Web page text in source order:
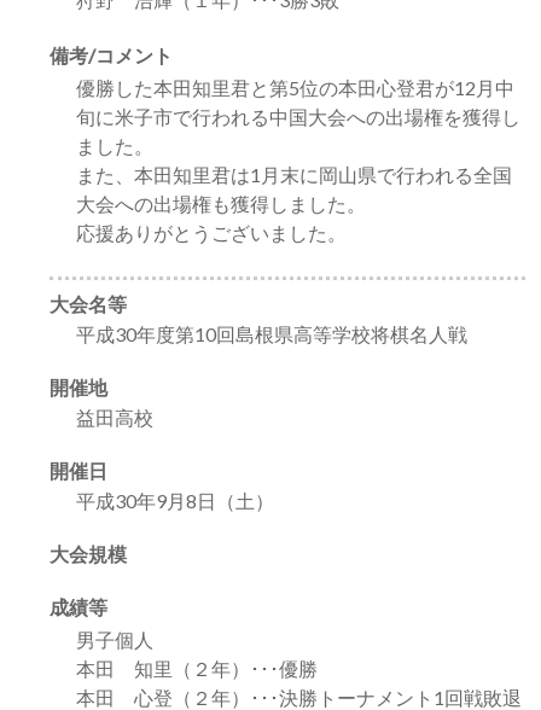
備考/コメント
優勝した本田知里君と第5位の本田心登君が12月中
旬に米子市で行われる中国大会への出場権を獲得し
ました。
また、本田知里君は1月末に岡山県で行われる全国
大会への出場権も獲得しました。
応援ありがとうございました。
大会名等
平成30年度第10回島根県高等学校将棋名人戦
開催地
益田高校
開催日
平成30年9月8日（土）
大会規模
成績等
男子個人
本田 知里（２年）･･･優勝
本田 心登（２年）･･･決勝トーナメント1回戦敗退